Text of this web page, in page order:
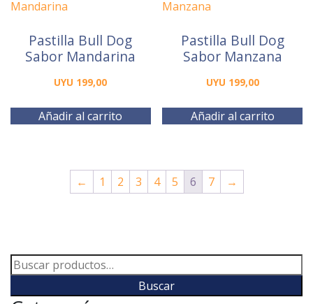
Pastilla Bull Dog
Sabor Mandarina
UYU 199,00
Añadir al carrito
Pastilla Bull Dog
Sabor Manzana
UYU 199,00
Añadir al carrito
← 1 2 3 4 5 6 7 →
Buscar
por:
Buscar